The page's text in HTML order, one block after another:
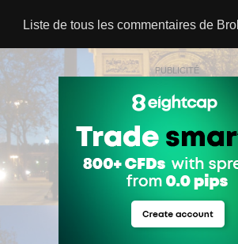
Liste de tous les commentaires de
PUBLICITÉ